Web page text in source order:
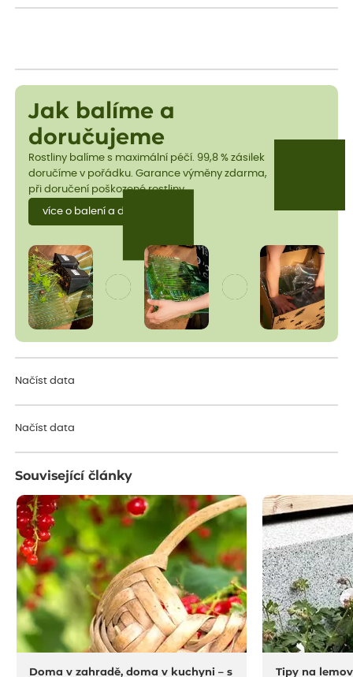
Jak balíme a
doručujeme
Rostliny balíme s maximální péčí. 99,8 % zásilek
doručíme v pořádku. Garance výměny zdarma,
při doručení poškozené rostliny.
více o balení a dopravě
Načíst data
Načíst data
Související články
Doma v zahradě, doma v kuchyni – s
Tipy na